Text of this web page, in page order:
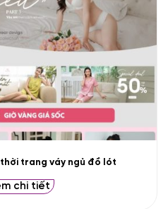
trang váy ngủ đồ lót
chi tiết